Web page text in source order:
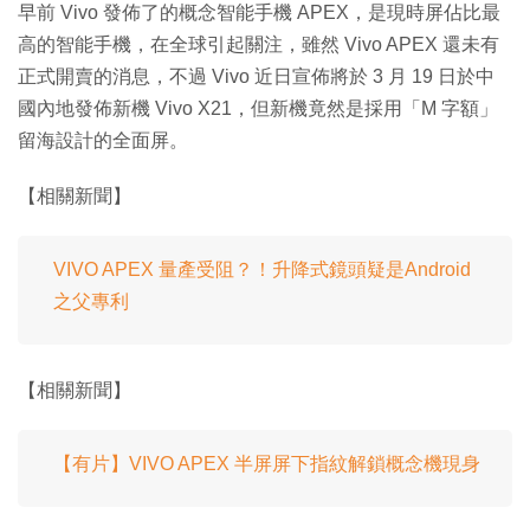
早前 Vivo 發佈了的概念智能手機 APEX，是現時屏佔比最
高的智能手機，在全球引起關注，雖然 Vivo APEX 還未有
正式開賣的消息，不過 Vivo 近日宣佈將於 3 月 19 日於中
國內地發佈新機 Vivo X21，但新機竟然是採用「M 字額」
留海設計的全面屏。
【相關新聞】
VIVO APEX 量產受阻？！升降式鏡頭疑是Android
之父專利
【相關新聞】
【有片】VIVO APEX 半屏屏下指紋解鎖概念機現身